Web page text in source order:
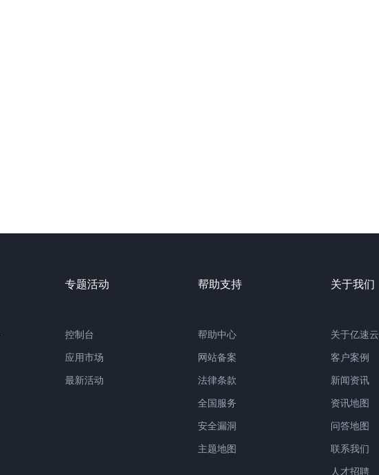
专题活动
控制台
应用市场
最新活动
帮助支持
帮助中心
网站备案
法律条款
全国服务
安全漏洞
主题地图
关于我们
关于亿速云
客户案例
新闻资讯
资讯地图
问答地图
联系我们
人才招聘